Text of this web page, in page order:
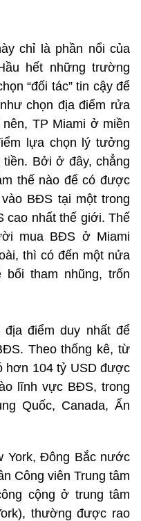
chỉ là phần nổi của
hết những trường
“đối tác” tin cậy để
chọn địa điểm rửa
nên, TP Miami ở miền
lựa chọn lý tưởng
Bởi ở đây, chẳng
thế nào để có được
BĐS tại một trong
cao nhất thế giới. Thế
mua BĐS ở Miami
thì có đến một nửa
tham nhũng, trốn
địa điểm duy nhất để
Theo thống kê, từ
hơn 104 tỷ USD được
lĩnh vực BĐS, trong
Quốc, Canada, Ấn
York, Đông Bắc nước
Công viên Trung tâm
cộng ở trung tâm
thường được rao